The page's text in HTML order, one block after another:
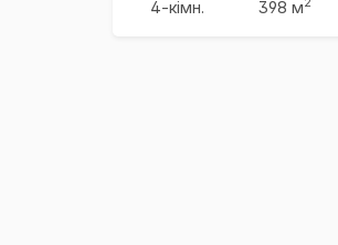
4-кімн.
398 м2